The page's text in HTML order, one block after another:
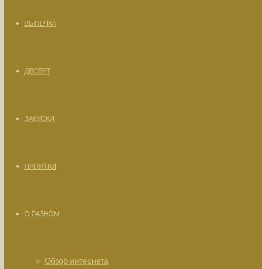
ВЫПЕЧКА
ДЕСЕРТ
ЗАКУСКИ
НАПИТКИ
О РАЗНОМ
Обзор интернета